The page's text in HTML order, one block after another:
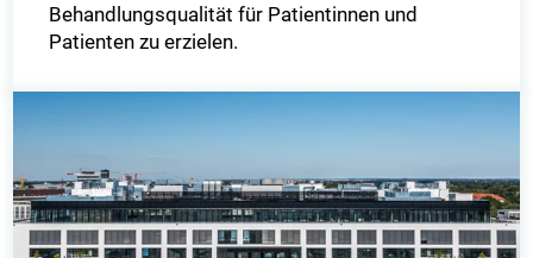
Behandlungsqualität für Patientinnen und
Patienten zu erzielen.